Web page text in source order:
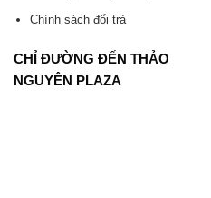
Chính sách đổi trả
CHỈ ĐƯỜNG ĐẾN THẢO
NGUYÊN PLAZA